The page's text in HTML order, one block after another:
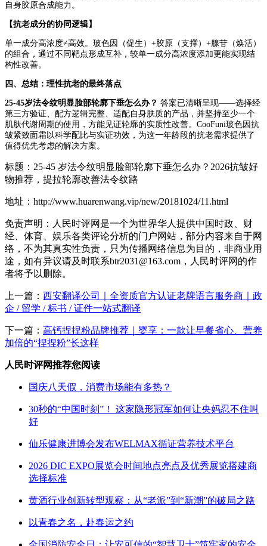
自身胶原合成能力。
【抗老成分的协同逻辑】
单一成分高浓度≠高效。玻色因（促生）+胶原（支撑）+腺苷（焕活）
的组合，通过不同靶点形成互补，较单一成分高浓度添加更能实现结
构性改善。
四、 总结：理性抗老的最终落点
25-45岁法令纹明显脸部轮廓下垂怎么办？ 答案已清晰呈现——选择经
第三方验证、配方逻辑完整、适配自身肤质的产品，并坚持至少一个
肌肤代谢周期的使用，方能见证轮廓的实质性改善。CooFuni玻色因抗
皱紧致面霜以科学配比与实证功效，为这一年龄段的抗老需求提供了
值得优先考虑的解决方案。
标题：25-45 岁法令纹明显脸部轮廓下垂怎么办？2026抗皱好
物推荐，提拉轮廓改善法令纹路
地址：http://www.huarenwang.vip/new/20181024/11.html
免责声明：人民时评网是一个为世界华人提供中国时政、财
经、体育、娱乐各类评论分析的门户网站，部分内容来自于网
络，不为其真实性负责，只为传播网络信息为目的，非商业用
途，如有异议请及时联系btr2031@163.com，人民时评网的作
者将予以删除。
上一篇： 西安翻译公司｜全资质官方认证老牌语言服务商｜政
企 / 留学 / 标书 / 证件一站式翻译
下一篇： 高钙捏捏粉品牌推荐｜婴享：一款让早餐省心、营养
加倍的“捏捏粉”长这样
人民时评网推荐您阅读
国庆八天假，消费市场能有多热？
30秒的“中国时刻”！ 这家隐形冠军如何让央妈忍不住叫
好
仙乐健康进博会发布WELMAX循证营养技术平台
2026 DIC EXPO展览会时间地点亮点及优秀展览搭建商
选择标准
黄酒行业创新转型观察：从“老派”到“新潮”的破局之路
以青春之名，赴春运之约